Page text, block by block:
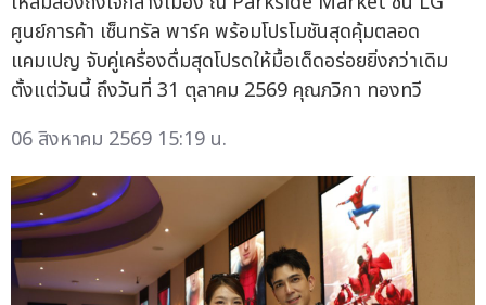
ศูนย์การค้า เซ็นทรัล พาร์ค พร้อมโปรโมชันสุดคุ้มตลอด
แคมเปญ จับคู่เครื่องดื่มสุดโปรดให้มื้อเด็ดอร่อยยิ่งกว่าเดิม
ตั้งแต่วันนี้ ถึงวันที่ 31 ตุลาคม 2569 คุณภวิกา ทองทวี
06 สิงหาคม 2569 15:19 น.